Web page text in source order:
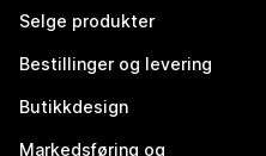
Selge produkter
Bestillinger og levering
Butikkdesign
Markedsføring og